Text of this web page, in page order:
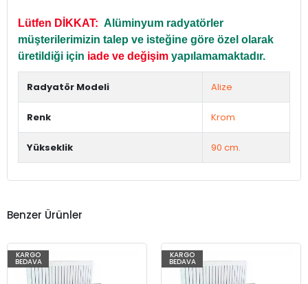
Lütfen DİKKAT: Alüminyum radyatörler
müşterilerimizin talep ve isteğine göre özel olarak
üretildiği için iade ve değişim yapılamamaktadır.
Radyatör Modeli Alize
Renk Krom
Yükseklik 90 cm.
Benzer Ürünler
KARGO
BEDAVA
KARGO
BEDAVA